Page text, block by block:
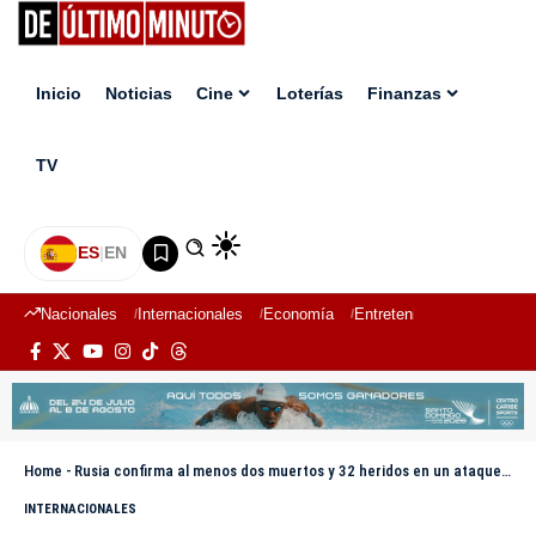
Inicio Noticias Cine Loterías Finanzas
TV
ES|EN
Nacionales Internacionales Economía Entretenimiento
Home - Rusia confirma al menos dos muertos y 32 heridos en un ataque ucraniano contra región rusa
INTERNACIONALES